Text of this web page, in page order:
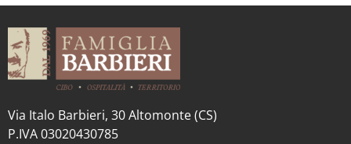
Via Italo Barbieri, 30 Altomonte (CS)
P.IVA 03020430785